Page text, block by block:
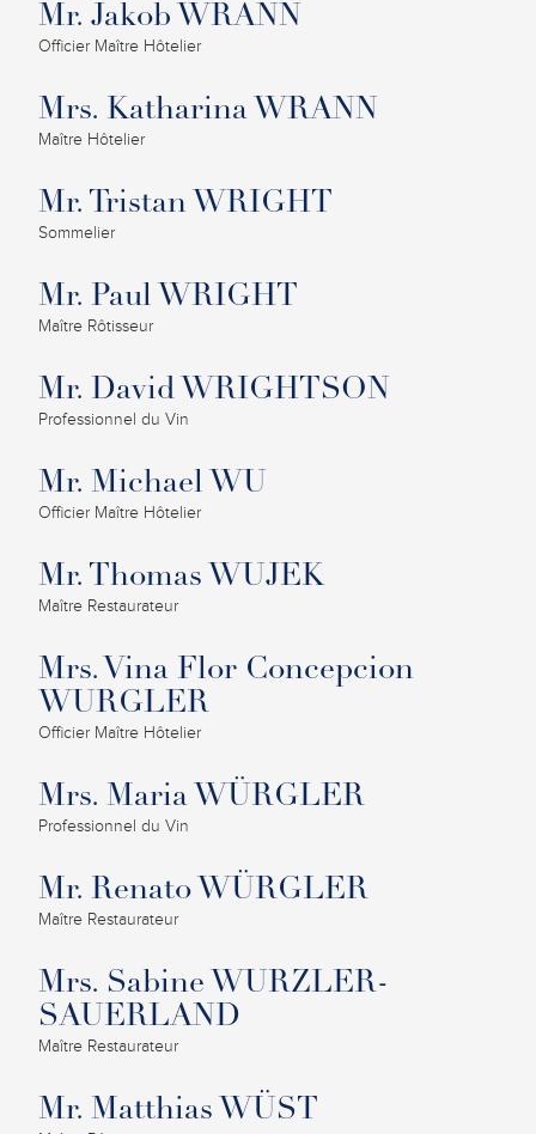
Mr. Jakob WRANN
Officier Maître Hôtelier
Mrs. Katharina WRANN
Maître Hôtelier
Mr. Tristan WRIGHT
Sommelier
Mr. Paul WRIGHT
Maître Rôtisseur
Mr. David WRIGHTSON
Professionnel du Vin
Mr. Michael WU
Officier Maître Hôtelier
Mr. Thomas WUJEK
Maître Restaurateur
Mrs. Vina Flor Concepcion
WURGLER
Officier Maître Hôtelier
Mrs. Maria WÜRGLER
Professionnel du Vin
Mr. Renato WÜRGLER
Maître Restaurateur
Mrs. Sabine WURZLER-
SAUERLAND
Maître Restaurateur
Mr. Matthias WÜST